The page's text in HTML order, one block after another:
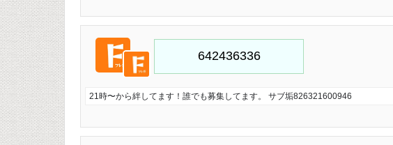
21時〜から絆してます！誰でも募集してます。 サブ垢826321600946